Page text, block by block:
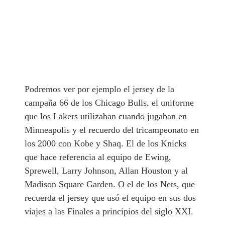
Podremos ver por ejemplo el jersey de la
campaña 66 de los Chicago Bulls, el uniforme
que los Lakers utilizaban cuando jugaban en
Minneapolis y el recuerdo del tricampeonato en
los 2000 con Kobe y Shaq. El de los Knicks
que hace referencia al equipo de Ewing,
Sprewell, Larry Johnson, Allan Houston y al
Madison Square Garden. O el de los Nets, que
recuerda el jersey que usó el equipo en sus dos
viajes a las Finales a principios del siglo XXI.